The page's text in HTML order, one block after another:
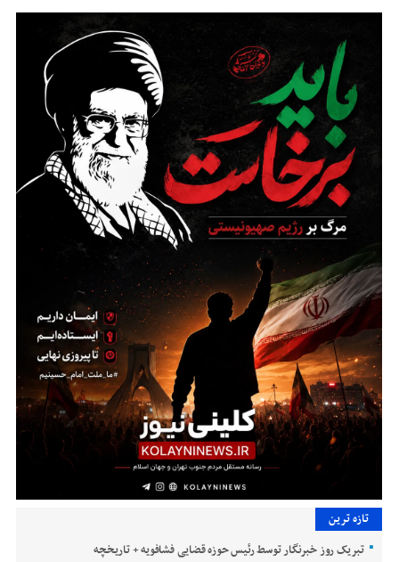
تازه ترین
تبریک روز خبرنگار توسط رئیس حوزه قضایی فشافویه + تاریخچه